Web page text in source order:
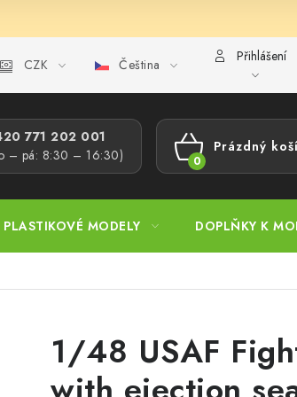
osobních údajů Reklamační řád
CZK Čeština
Přihlášení
771 202 001​
– pá: 8:30 – 16:30)
NÁKUPNÍ
Prázdný
PLASTIKOVÉ MODELY DOPLŇKY K
1/48 USAF